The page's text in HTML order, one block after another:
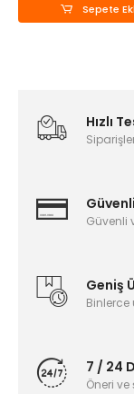
Sepete
Hızlı
Güvenli
Geniş
7 / 24
Öneri